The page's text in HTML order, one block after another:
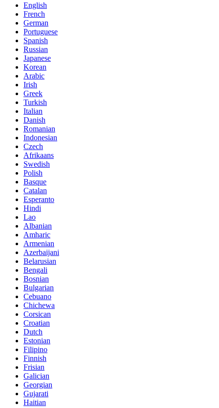
English
French
German
Portuguese
Spanish
Russian
Japanese
Korean
Arabic
Irish
Greek
Turkish
Italian
Danish
Romanian
Indonesian
Czech
Afrikaans
Swedish
Polish
Basque
Catalan
Esperanto
Hindi
Lao
Albanian
Amharic
Armenian
Azerbaijani
Belarusian
Bengali
Bosnian
Bulgarian
Cebuano
Chichewa
Corsican
Croatian
Dutch
Estonian
Filipino
Finnish
Frisian
Galician
Georgian
Gujarati
Haitian